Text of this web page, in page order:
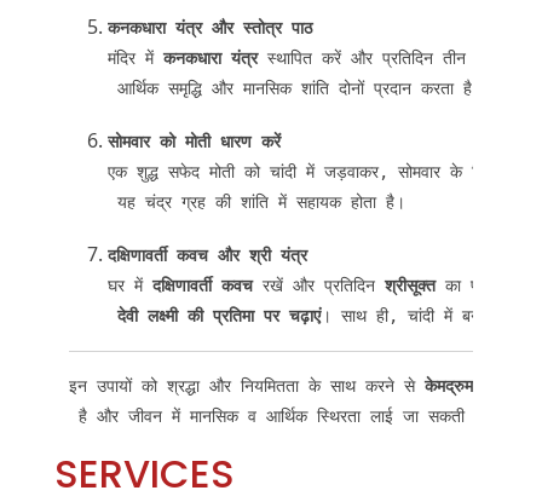
कनकधारा यंत्र और स्तोत्र पाठ
मंदिर में कनकधारा यंत्र स्थापित करें और प्रतिदिन तीन बार
आर्थिक समृद्धि और मानसिक शांति दोनों प्रदान करता है।
सोमवार को मोती धारण करें
एक शुद्ध सफेद मोती को चांदी में जड़वाकर, सोमवार के दिन
यह चंद्र ग्रह की शांति में सहायक होता है।
दक्षिणावर्ती कवच और श्री यंत्र
घर में दक्षिणावर्ती कवच रखें और प्रतिदिन श्रीसूक्त का पाठ करें।
देवी लक्ष्मी की प्रतिमा पर चढ़ाएं। साथ ही, चांदी में बना श्री
इन उपायों को श्रद्धा और नियमितता के साथ करने से केमद्रुम योग
है और जीवन में मानसिक व आर्थिक स्थिरता लाई जा सकती है।
SERVICES